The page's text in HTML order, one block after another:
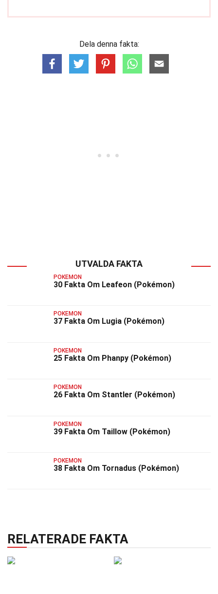
Dela denna fakta:
UTVALDA FAKTA
POKEMON
30 Fakta Om Leafeon (Pokémon)
POKEMON
37 Fakta Om Lugia (Pokémon)
POKEMON
25 Fakta Om Phanpy (Pokémon)
POKEMON
26 Fakta Om Stantler (Pokémon)
POKEMON
39 Fakta Om Taillow (Pokémon)
POKEMON
38 Fakta Om Tornadus (Pokémon)
RELATERADE FAKTA